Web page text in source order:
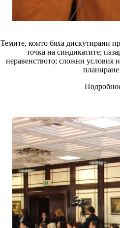
Темите, които бяха дискутирани
точка на синдикатите;
неравенството; сложни условия